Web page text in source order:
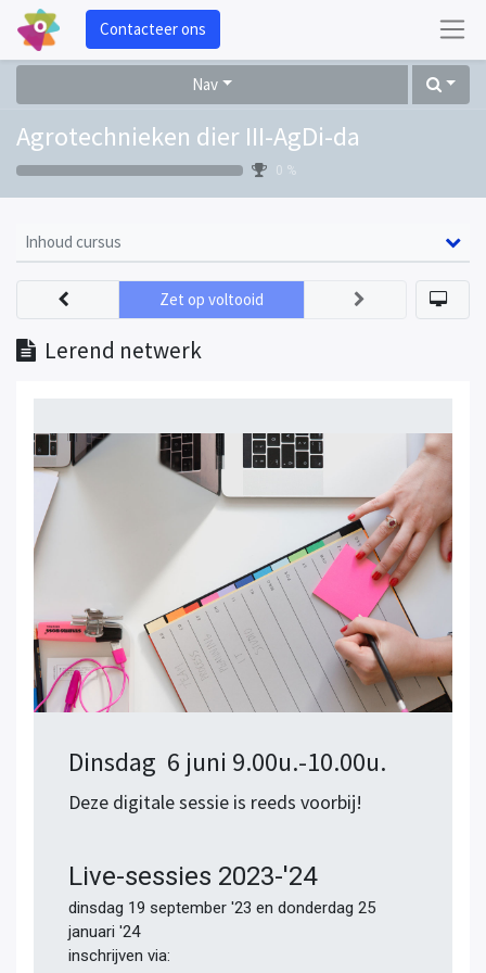
Contacteer ons
Nav
Agrotechnieken dier III-AgDi-da
0 %
Inhoud cursus
Lerend netwerk
Zet op voltooid
Dinsdag 6 juni 9.00u.-10.00u.
Deze digitale sessie is reeds voorbij!
Live-sessies 2023-'24
dinsdag 19 september '23 en donderdag 25
januari '24
inschrijven via: